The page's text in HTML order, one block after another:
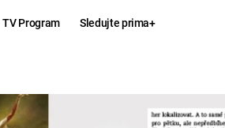
TV Program Sledujte prima+
Zábava